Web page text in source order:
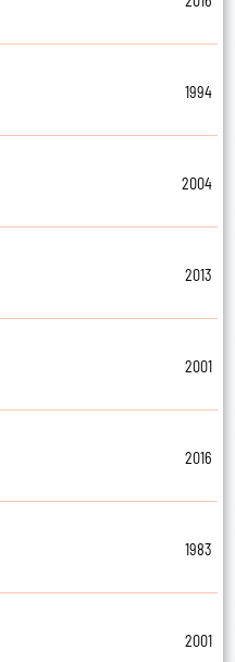
1994
2004
2013
2001
2016
1983
2001